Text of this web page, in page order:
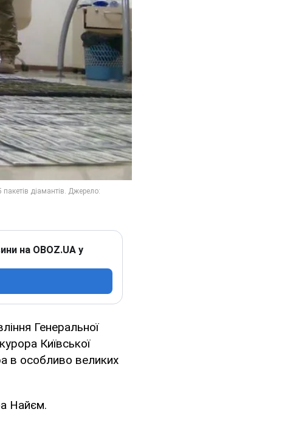
на OBOZ.UA у
Генеральної
Київської
в особливо великих
Найєм.